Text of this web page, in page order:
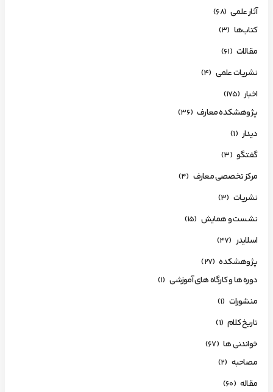
آثار علمی (68)
کتاب‌ها (3)
مقالات (61)
نشریات علمی (4)
اخبار (175)
پژوهشکده معارف (36)
دیدار (1)
گفتگو (3)
مرکز تخصصی معارف (4)
نشریات (3)
نشست و همایش (15)
اسلایدر (47)
پژوهشکده (27)
دوره ها و کارگاه های آموزشی (1)
منشورات (1)
تاریخ کلام (1)
خواندنی ها (67)
مصاحبه (2)
مقاله (60)